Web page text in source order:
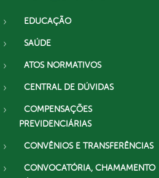
EDUCAÇÃO
SAÚDE
ATOS NORMATIVOS
CENTRAL DE DÚVIDAS
COMPENSAÇÕES
PREVIDENCIÁRIAS
CONVÊNIOS E TRANSFERÊNCIAS
CONVOCATÓRIA, CHAMAMENTO